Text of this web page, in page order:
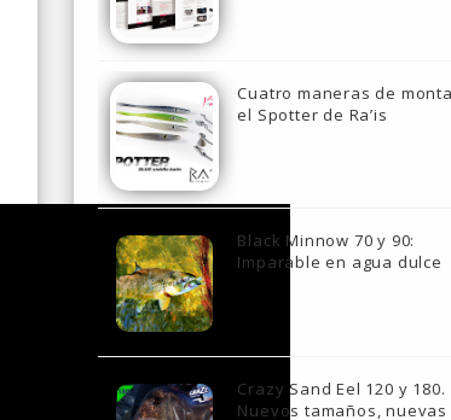
Cuatro maneras de
el Spotter de Ra’is
Black Minnow 70 y 90:
Imparable en agua dulce
Crazy Sand Eel 120 y 180.
Nuevos tamaños, nuevas